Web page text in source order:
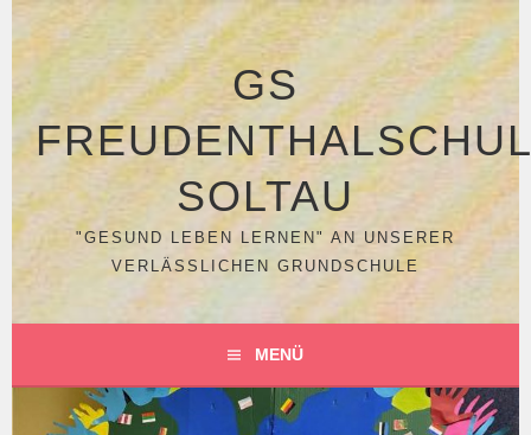
zum
GS
SOLTAU
"GESUND LEBEN LERNEN" AN UNSERER
VERLÄSSLICHEN GRUNDSCHULE
MENÜ